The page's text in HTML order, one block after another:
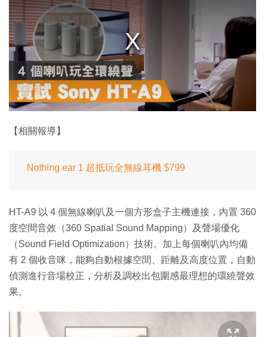
s
a
m
o
d
a
l
w
.
【相關報導】
Nothing ear 1 超抵玩全無線耳機 $799
HT-A9 以 4 個無線喇叭及一個方形盒子主機連接，內置 360
度空間音效（360 Spatial Sound Mapping）及聲場優化
（Sound Field Optimization）技術。加上每個喇叭內均備
有 2 個收音咪，能夠自動根據空間、距離及高度位置，自動
偵測進行音場校正，分析及調校出包圍感最理想的環繞聲效
果。